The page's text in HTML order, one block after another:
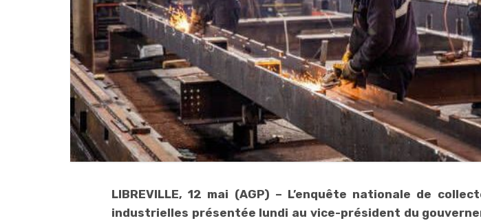
LIBREVILLE, 12 mai (AGP) – L’enquête nationale de
industrielles présentée lundi au vice-président du